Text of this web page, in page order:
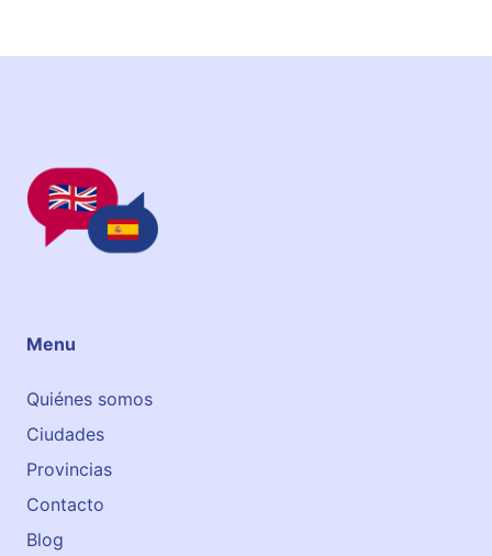
Menu
Quiénes somos
Ciudades
Provincias
Contacto
Blog